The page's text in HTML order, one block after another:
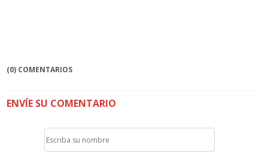
(0) COMENTARIOS
ENVÍE SU COMENTARIO